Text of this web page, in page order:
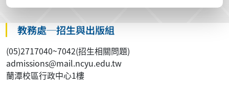
教務處─招生與出版組
(05)2717040~7042(招生相關問題)
admissions@mail.ncyu.edu.tw
蘭潭校區行政中心1樓